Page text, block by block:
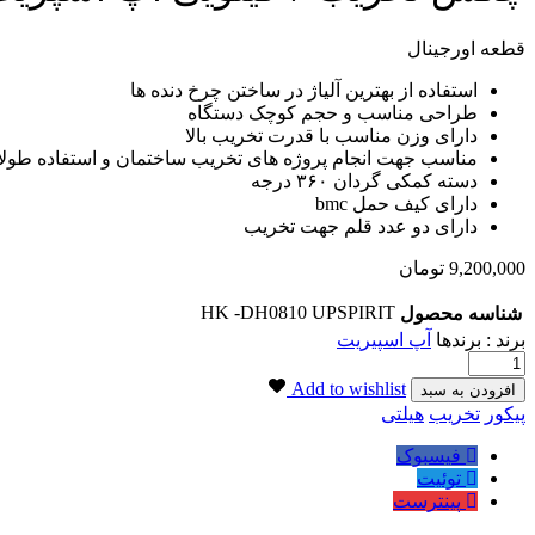
قطعه اورجینال
استفاده از بهترین آلیاژ در ساختن چرخ دنده ها
طراحی مناسب و حجم کوچک دستگاه
دارای وزن مناسب با قدرت تخریب بالا
مناسب جهت انجام پروژه های تخریب ساختمان و استفاده
دسته کمکی گردان ۳۶۰ درجه
دارای کیف حمل bmc
دارای دو عدد قلم جهت تخریب
9,200,000 تومان
شناسه محصول HK -DH0810 UPSPIRIT
برند : برندها آپ اسپیریت
چکش
تخریب
7
کیلویی
اسپریت
پیکور
افزودن به سبد
Add to wishlist
برچسب:
پیکور تخریب هیلتی
فیسبوک
توئیت
پینترست